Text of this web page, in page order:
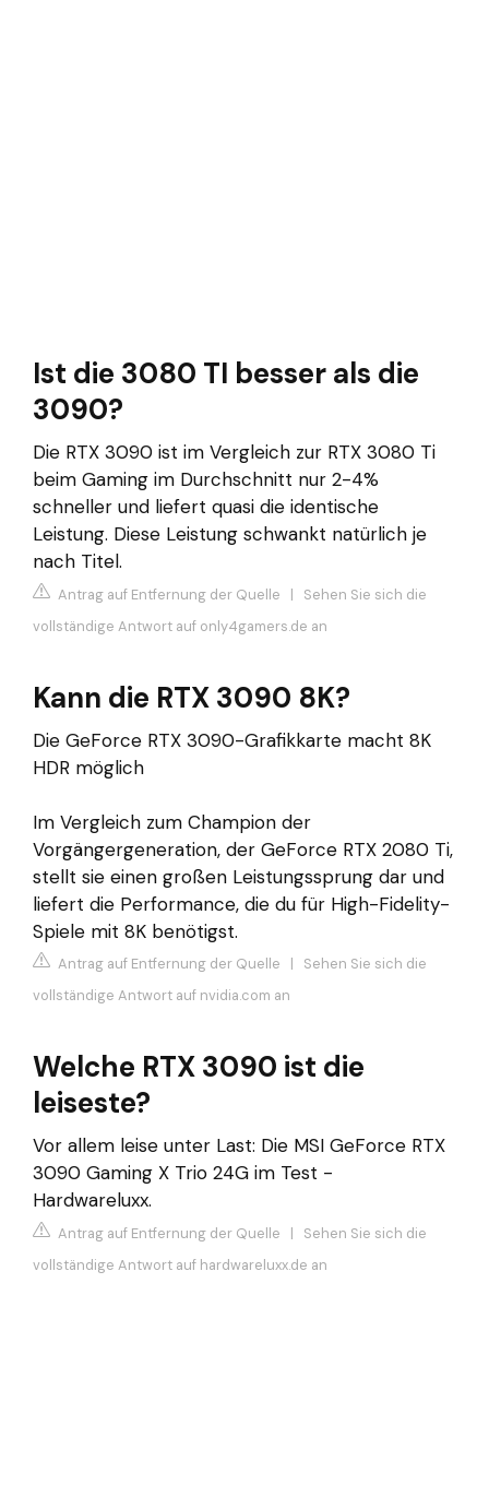
Ist die 3080 TI besser als die
3090?
Die RTX 3090 ist im Vergleich zur RTX 3080 Ti
beim Gaming im Durchschnitt nur 2-4%
schneller und liefert quasi die identische
Leistung. Diese Leistung schwankt natürlich je
nach Titel.
Antrag auf Entfernung der Quelle | Sehen Sie sich die
vollständige Antwort auf only4gamers.de an
Kann die RTX 3090 8K?
Die GeForce RTX 3090-Grafikkarte macht 8K
HDR möglich
Im Vergleich zum Champion der
Vorgängergeneration, der GeForce RTX 2080 Ti,
stellt sie einen großen Leistungssprung dar und
liefert die Performance, die du für High-Fidelity-
Spiele mit 8K benötigst.
Antrag auf Entfernung der Quelle | Sehen Sie sich die
vollständige Antwort auf nvidia.com an
Welche RTX 3090 ist die
leiseste?
Vor allem leise unter Last: Die MSI GeForce RTX
3090 Gaming X Trio 24G im Test -
Hardwareluxx.
Antrag auf Entfernung der Quelle | Sehen Sie sich die
vollständige Antwort auf hardwareluxx.de an